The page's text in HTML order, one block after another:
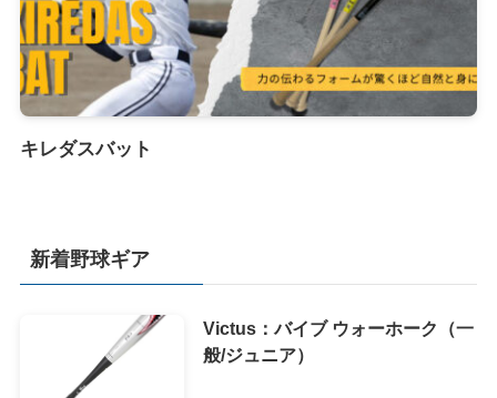
キレダスバット
新着野球ギア
Victus：バイブ ウォーホーク（一
般/ジュニア）